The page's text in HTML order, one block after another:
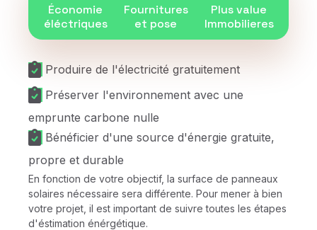
Économie
éléctriques
Fournitures
et pose
Plus value
Immobilieres
Produire de l'électricité gratuitement
Préserver l'environnement avec une
emprunte carbone nulle
Bénéficier d'une source d'énergie gratuite,
propre et durable
En fonction de votre objectif, la surface de panneaux
solaires nécessaire sera différente. Pour mener à bien
votre projet, il est important de suivre toutes les étapes
d'éstimation énérgétique.